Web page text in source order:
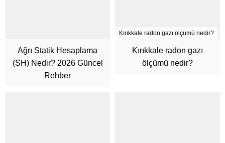
Ağrı Statik Hesaplama
(SH) Nedir? 2026 Güncel
Rehber
Kırıkkale radon gazı ölçümü nedir?
Kırıkkale radon gazı
ölçümü nedir?